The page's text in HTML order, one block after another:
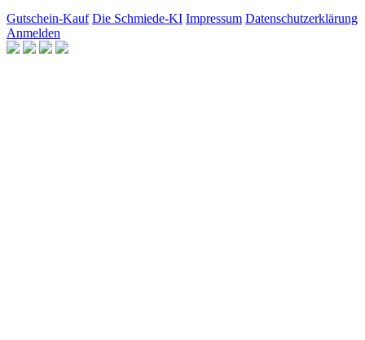
Gutschein-Kauf Die Schmiede-KI Impressum Datenschutzerklärung
Anmelden